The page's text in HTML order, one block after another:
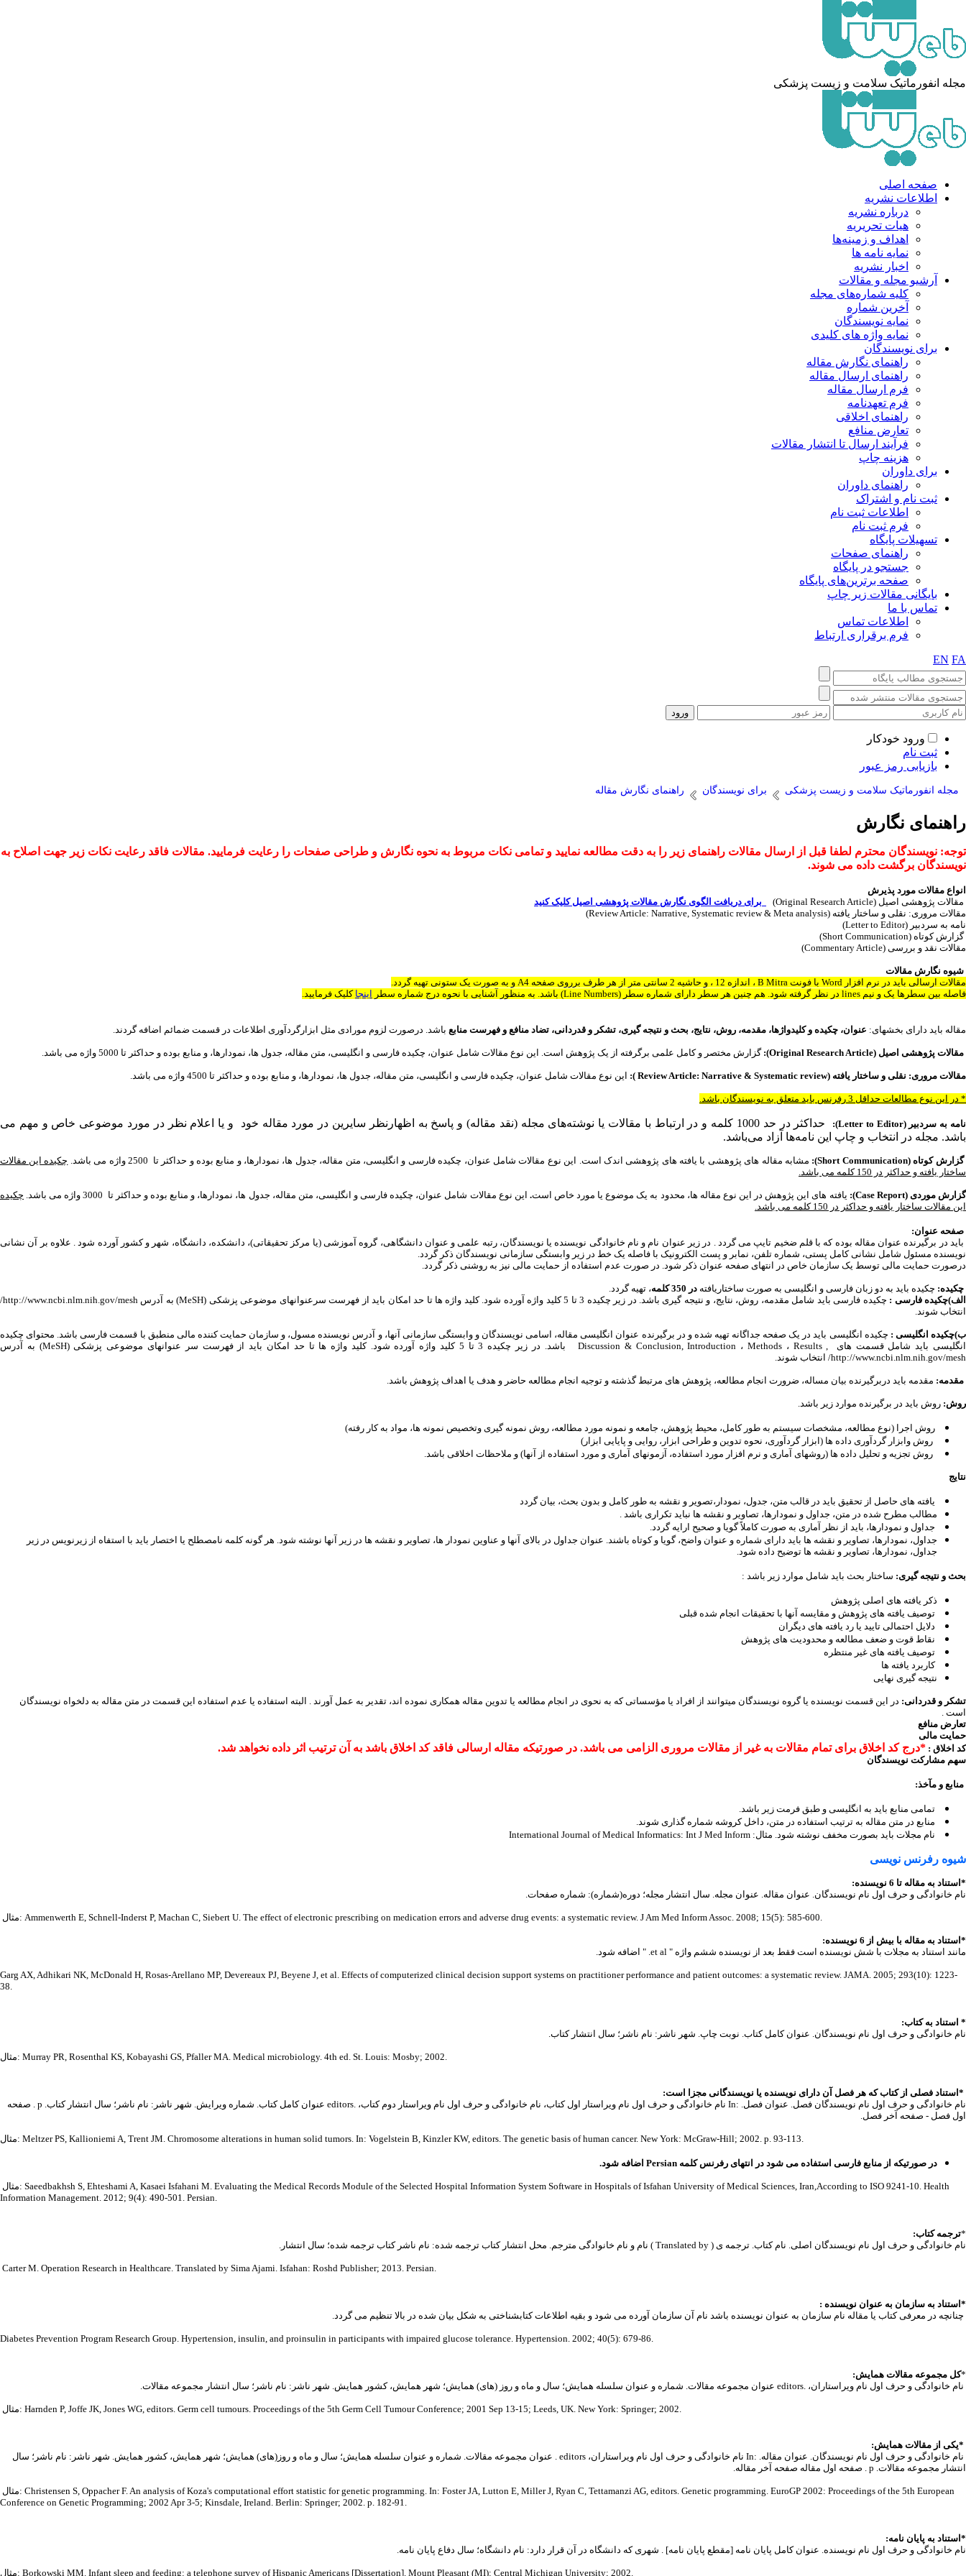
مجله انفورماتیک سلامت و زیست پزشکی
صفحه اصلی
اطلاعات نشریه
درباره نشریه
هیات تحریریه
اهداف و زمینه‌ها
نمایه نامه ها
اخبار نشریه
آرشیو مجله و مقالات
کلیه شماره‌های مجله
آخرین شماره
نمایه نویسندگان
نمایه واژه های کلیدی
برای نویسندگان
راهنمای نگارش مقاله
راهنمای ارسال مقاله
فرم ارسال مقاله
فرم تعهدنامه
راهنمای اخلاقی
تعارض منافع
فرآیند ارسال تا انتشار مقالات
هزینه چاپ
برای داوران
راهنمای داوران
ثبت نام و اشتراک
اطلاعات ثبت نام
فرم ثبت نام
تسهیلات پایگاه
راهنمای صفحات
جستجو در پایگاه
صفحه برترین‌های پایگاه
بایگانی مقالات زیر چاپ
تماس با ما
اطلاعات تماس
فرم برقراری ارتباط
EN FA
ورود خودکار
ثبت نام
بازیابی رمز عبور
مجله انفورماتیک سلامت و زیست پزشکی برای نویسندگان راهنمای نگارش مقاله
راهنمای نگارش
توجه: نویسندگان محترم لطفا قبل از ارسال مقالات راهنمای زیر را به دقت مطالعه نمایید و تمامی نکات مربوط به نحوه نگارش و طراحی صفحات را رعایت فرمایید. مقالات فاقد رعایت نکات زیر جهت اصلاح به
نویسندگان برگشت داده می شوند.
انواع مقالات مورد پذیرش
مقالات پژوهشی اصیل (Original Research Article)
برای دریافت الگوی نگارش مقالات پژوهشی اصیل کلیک کنید
مقالات مروری: نقلی و ساختار یافته (Review Article: Narrative, Systematic review & Meta analysis)
نامه به سردبیر (Letter to Editor)
گزارش کوتاه (Short Communication)
مقالات نقد و بررسی (Commentary Article)
شیوه نگارش مقالات
مقالات ارسالی باید در نرم افزار Word با فونت B Mitra ، اندازه 12 ، و حاشیه 2 سانتی متر از هر طرف برروی صفحه A4 و به صورت یک ستونی تهیه گردد.
فاصله بین سطرها یک و نیم lines در نظر گرفته شود
. هم چنین هر سطر دارای شماره سطر (Line Numbers) باشد. به منظور آشنایی با نحوه درج شماره سطر اینجا کلیک فرمایید.
مقاله باید دارای بخشهای: عنوان، چکیده و کلیدواژها، مقدمه، روش، نتایج، بحث و نتیجه گیری، تشکر و قدردانی، تضاد منافع و فهرست منابع باشد. درصورت لزوم مورادی مثل ابزارگردآوری اطلاعات در قسمت ضمائم اضافه گردند.
مقالات پژوهشی اصیل (Original Research Article): گزارش مختصر و کامل علمی برگرفته از یک پژوهش است. این نوع مقالات شامل عنوان، چکیده فارسی و انگلیسی، متن مقاله، جدول ها، نمودارها، و منابع بوده و حداکثر تا 5000 واژه می باشد.
مقالات مروری: نقلی و ساختار یافته (Review Article: Narrative & Systematic review ): این نوع مقالات شامل عنوان، چکیده فارسی و انگلیسی، متن مقاله، جدول ها، نمودارها، و منابع بوده و حداکثر تا 4500 واژه می باشد.
* در این نوع مطالعات حداقل 3 رفرنس باید متعلق به نویسندگان باشد.
نامه به سردبیر (Letter to Editor):
حداکثر در حد 1000 کلمه و در ارتباط با مقالات یا نوشته‌های مجله (نقد مقاله) و پاسخ به اظهارنظر سایرین در مورد مقاله خود و یا اعلام نظر در مورد موضوعی خاص و مهم می
باشد. مجله در انتخاب و چاپ این نامه‌ها آزاد می‌باشد.
گزارش کوتاه (Short Communication): مشابه مقاله های پژوهشی با یافته های پژوهشی اندک است. این نوع مقالات شامل عنوان، چکیده فارسی و انگلیسی، متن مقاله، جدول ها، نمودارها، و منابع بوده و حداکثر تا 2500 واژه می باشد.
چکیده این مقالات
ساختار یافته و حداکثر در 150 کلمه می باشد.
گزارش موردی (Case Report): یافته های این پژوهش در این نوع مقاله ها، محدود به یک موضوع یا مورد خاص است. این نوع مقالات شامل عنوان، چکیده فارسی و انگلیسی، متن مقاله، جدول ها، نمودارها، و منابع بوده و حداکثر تا 3000 واژه می باشد.
چکیده
این مقالات ساختار یافته و حداکثر در 150 کلمه می باشد.
صفحه عنوان:
باید در برگیرنده عنوان مقاله بوده که با قلم ضخیم تایپ می گردد . در زیر عنوان نام و نام خانوادگی نویسنده یا نویسندگان، رتبه علمی و عنوان دانشگاهی، گروه آموزشی (یا مرکز تحقیقاتی)، دانشکده، دانشگاه، شهر و کشور آورده شود . علاوه بر آن نشانی
نویسنده مسئول شامل نشانی کامل پستی، شماره تلفن، نمابر و پست الکترونیک با فاصله یک خط در زیر وابستگی سازمانی نویسندگان ذکر گردد.
درصورت حمایت مالی توسط یک سازمان خاص در انتهای صفحه عنوان ذکر شود. در صورت عدم استفاده از حمایت مالی نیز به روشنی ذکر گردد.
چکیده: چکیده باید به دو زبان فارسی و انگلیسی به صورت ساختاریافته در 350 کلمه
، تهیه گردد.
الف)چکیده فارسی :
چکیده فارسی باید شامل مقدمه، روش، نتایج، و نتیجه گیری باشد. در زیر چکیده 3 تا 5 کلید واژه آورده شود. کلید واژه ها تا حد امکان باید از فهرست سرعنوانهای موضوعی پزشکی (MeSH) به آدرس http://www.ncbi.nlm.nih.gov/mesh/
انتخاب شوند.
ب)چکیده انگلیسی : چکیده انگلیسی باید در یک صفحه جداگانه تهیه شده و در برگیرنده عنوان انگلیسی مقاله، اسامی نویسندگان و وابستگی سازمانی آنها، و آدرس نویسنده مسول، و سازمان حمایت کننده مالی منطبق با قسمت فارسی باشد. محتوای چکیده
انگلیسی باید شامل قسمت های , Discussion & Conclusion, Introduction ، Methods ، Results باشد. در زیر چکیده 3 تا 5 کلید واژه آورده شود. کلید واژه ها تا حد امکان باید از فهرست سر عنوانهای موضوعی پزشکی (MeSH) به آدرس
http://www.ncbi.nlm.nih.gov/mesh/ انتخاب شوند.
مقدمه: مقدمه باید دربرگیرنده بیان مساله، ضرورت انجام مطالعه، پژوهش های مرتبط گذشته و توجیه انجام مطالعه حاضر و هدف یا اهداف پژوهش باشد.
روش: روش باید در برگیرنده موارد زیر باشد.
روش اجرا (نوع مطالعه، مشخصات سیستم به طور کامل، محیط پژوهش، جامعه و نمونه مورد مطالعه، روش نمونه گیری وتخصیص نمونه ها، مواد به کار رفته)
روش وابزار گردآوری داده ها (ابزار گردآوری، نحوه تدوین و طراحی ابزار، روایی و پایایی ابزار)
روش تجزیه و تحلیل داده ها (روشهای آماری و نرم افزار مورد استفاده، آزمونهای آماری و مورد استفاده از آنها) و ملاحظات اخلاقی باشد.
نتایج
یافته های حاصل از تحقیق باید در قالب متن، جدول، نمودار،تصویر و نقشه به طور کامل و بدون بحث، بیان گردد
مطالب مطرح شده در متن، جداول و نمودارها، تصاویر و نقشه ها نباید تکراری باشد .
جداول و نمودارها، باید از نظر آماری به صورت کاملاً گویا و صحیح ارایه گردد.
جداول، نمودارها، تصاویر و نقشه ها باید دارای شماره و عنوان واضح، گویا و کوتاه باشند. عنوان جداول در بالای آنها و عناوین نمودار ها، تصاویر و نقشه ها در زیر آنها نوشته شود. هر گونه کلمه نامصطلح یا اختصار باید با استفاه از زیرنویس در زیر
جداول، نمودارها، تصاویر و نقشه ها توضیح داده شود.
بحث و نتیجه گیری: ساختار بحث باید شامل موارد زیر باشد :
ذکر یافته های اصلی پژوهش
توصیف یافته های پژوهش و مقایسه آنها با تحقیقات انجام شده قبلی
دلایل احتمالی تایید یا رد یافته های دیگران
نقاط قوت و ضعف مطالعه و محدودیت های پژوهش
توصیف یافته های غیر منتظره
کاربرد یافته ها
نتیجه گیری نهایی
تشکر و قدردانی: در این قسمت نویسنده یا گروه نویسندگان میتوانند از افراد یا مؤسساتی که به نحوی در انجام مطالعه یا تدوین مقاله همکاری نموده اند، تقدیر به عمل آورند . البته استفاده یا عدم استفاده این قسمت در متن مقاله به دلخواه نویسندگان
است .
تعارض منافع
حمایت مالی
کد اخلاق : *درج کد اخلاق برای تمام مقالات به غیر از مقالات مروری الزامی می باشد. در صورتیکه مقاله ارسالی فاقد کد اخلاق باشد به آن ترتیب اثر داده نخواهد شد.
سهم مشارکت نویسندگان
منابع و مآخذ:
تمامی منابع باید به انگلیسی و طبق فرمت زیر باشد.
منابع در متن مقاله به ترتیب استفاده در متن، داخل کروشه شماره گذاری شوند.
نام مجلات باید بصورت مخفف نوشته شود. مثال: International Journal of Medical Informatics: Int J Med Inform
شیوه رفرنس نویسی
*استناد به مقاله تا 6 نویسنده:
نام خانوادگی و حرف اول نام نویسندگان. عنوان مقاله. عنوان مجله. سال انتشار مجله؛ دوره(شماره): شماره صفحات.
مثال: Ammenwerth E, Schnell-Inderst P, Machan C, Siebert U. The effect of electronic prescribing on medication errors and adverse drug events: a systematic review. J Am Med Inform Assoc. 2008; 15(5): 585-600.
*استناد به مقاله با بیش از 6 نویسنده:
مانند استناد به مجلات با شش نویسنده است فقط بعد از نویسنده ششم واژه " et al. " اضافه شود.
Garg AX, Adhikari NK, McDonald H, Rosas-Arellano MP, Devereaux PJ, Beyene J, et al. Effects of computerized clinical decision support systems on practitioner performance and patient outcomes: a systematic review. JAMA. 2005; 293(10): 1223-
38.
* استناد به کتاب:
نام خانوادگی و حرف اول نام نویسندگان. عنوان کامل کتاب. نوبت چاپ. شهر ناشر: نام ناشر؛ سال انتشار کتاب.
مثال: Murray PR, Rosenthal KS, Kobayashi GS, Pfaller MA. Medical microbiology. 4th ed. St. Louis: Mosby; 2002.
*استناد فصلی از کتاب که هر فصل آن دارای نویسنده یا نویسندگانی مجزا است:
نام خانوادگی و حرف اول نام نویسندگان فصل. عنوان فصل. :In نام خانوادگی و حرف اول نام ویراستار اول کتاب، نام خانوادگی و حرف اول نام ویراستار دوم کتاب، .editors عنوان کامل کتاب. شماره ویرایش. شهر ناشر: نام ناشر؛ سال انتشار کتاب. p . صفحه
اول فصل - صفحه آخر فصل.
مثال: Meltzer PS, Kallioniemi A, Trent JM. Chromosome alterations in human solid tumors. In: Vogelstein B, Kinzler KW, editors. The genetic basis of human cancer. New York: McGraw-Hill; 2002. p. 93-113.
در صورتیکه از منابع فارسی استفاده می شود در انتهای رفرنس کلمه Persian اضافه شود.
مثال: Saeedbakhsh S, Ehteshami A, Kasaei Isfahani M. Evaluating the Medical Records Module of the Selected Hospital Information System Software in Hospitals of Isfahan University of Medical Sciences, Iran,According to ISO 9241-10. Health
Information Management. 2012; 9(4): 490-501. Persian.
*ترجمه کتاب:
نام خانوادگی و حرف اول نام نویسندگان اصلی. نام کتاب. ترجمه ی ( Translated by ) نام و نام خانوادگی مترجم. محل انتشار کتاب ترجمه شده: نام ناشر کتاب ترجمه شده؛ سال انتشار.
Carter M. Operation Research in Healthcare. Translated by Sima Ajami. Isfahan: Roshd Publisher; 2013. Persian.
*استناد به سازمان به عنوان نویسنده :
چنانچه در معرفی کتاب یا مقاله نام سازمان به عنوان نویسنده باشد نام آن سازمان آورده می شود و بقیه اطلاعات کتابشناختی به شکل بیان شده در بالا تنظیم می گردد.
Diabetes Prevention Program Research Group. Hypertension, insulin, and proinsulin in participants with impaired glucose tolerance. Hypertension. 2002; 40(5): 679-86.
*کل مجموعه مقالات همایش:
نام خانوادگی و حرف اول نام ویراستاران، .editors عنوان مجموعه مقالات. شماره و عنوان سلسله همایش؛ سال و ماه و روز (های) همایش؛ شهر همایش، کشور همایش. شهر ناشر: نام ناشر؛ سال انتشار مجموعه مقالات.
مثال: Harnden P, Joffe JK, Jones WG, editors. Germ cell tumours. Proceedings of the 5th Germ Cell Tumour Conference; 2001 Sep 13-15; Leeds, UK. New York: Springer; 2002.
*یکی از مقالات همایش:
نام خانوادگی و حرف اول نام نویسندگان. عنوان مقاله. :In نام خانوادگی و حرف اول نام ویراستاران، editors . عنوان مجموعه مقالات. شماره و عنوان سلسله همایش؛ سال و ماه و روز(های) همایش؛ شهر همایش، کشور همایش. شهر ناشر: نام ناشر؛ سال
انتشار مجموعه مقالات. p . صفحه اول مقاله صفحه آخر مقاله.
Conference on Genetic Programming; 2002 Apr 3-5; Kinsdale, Ireland. Berlin: Springer; 2002. p. 182-91.
*استناد به پایان نامه:
نام خانوادگی و حرف اول نام نویسنده. عنوان کامل پایان نامه [مقطع پایان نامه] . شهری که دانشگاه در آن قرار دارد: نام دانشگاه؛ سال دفاع پایان نامه.
مثال: Borkowski MM. Infant sleep and feeding: a telephone survey of Hispanic Americans [Dissertation]. Mount Pleasant (MI): Central Michigan University; 2002.